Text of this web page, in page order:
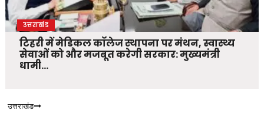
उत्तराखंड
टिहरी में मेडिकल कॉलेज स्थापना पर मंथन, स्वास्थ्य
सेवाओं को और मजबूत करेगी सरकार: मुख्यमंत्री
धामी…
उत्तराखंड